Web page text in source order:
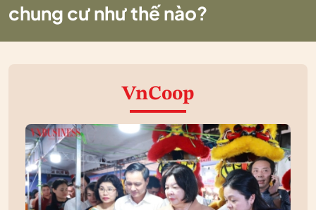
chung cư như thế nào?
VnCoop